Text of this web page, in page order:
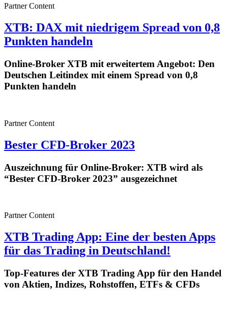
Partner Content
XTB: DAX mit niedrigem Spread von 0,8
Punkten handeln
Online-Broker XTB mit erweitertem Angebot: Den
Deutschen Leitindex mit einem Spread von 0,8
Punkten handeln
Partner Content
Bester CFD-Broker 2023
Auszeichnung für Online-Broker: XTB wird als
“Bester CFD-Broker 2023” ausgezeichnet
Partner Content
XTB Trading App: Eine der besten Apps
für das Trading in Deutschland!
Top-Features der XTB Trading App für den Handel
von Aktien, Indizes, Rohstoffen, ETFs & CFDs